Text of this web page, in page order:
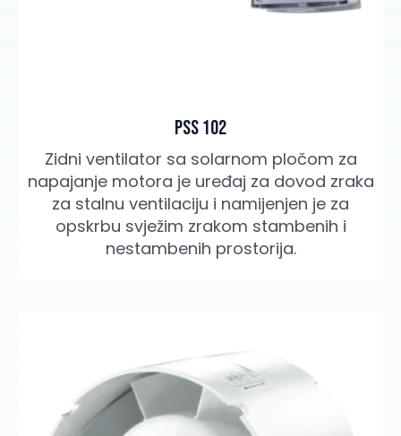
PSS 102
Zidni ventilator sa solarnom pločom za
napajanje motora je uređaj za dovod zraka
za stalnu ventilaciju i namijenjen je za
opskrbu svježim zrakom stambenih i
nestambenih prostorija.